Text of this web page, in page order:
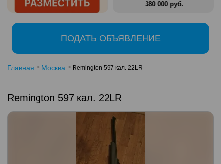
150 000 руб. 380 000 руб.
ПОДАТЬ ОБЪЯВЛЕНИЕ
Главная Москва Remington 597 кал. 22LR
Remington 597 кал. 22LR